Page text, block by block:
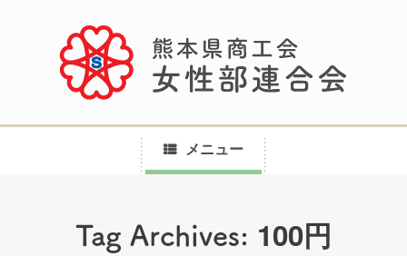
メニュー
Tag Archives: 100円